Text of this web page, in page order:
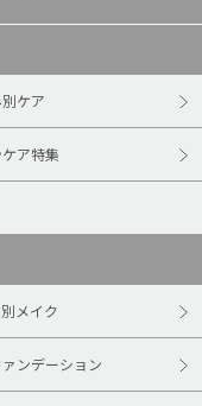
ケア
ア特集
メイク
ンデーション